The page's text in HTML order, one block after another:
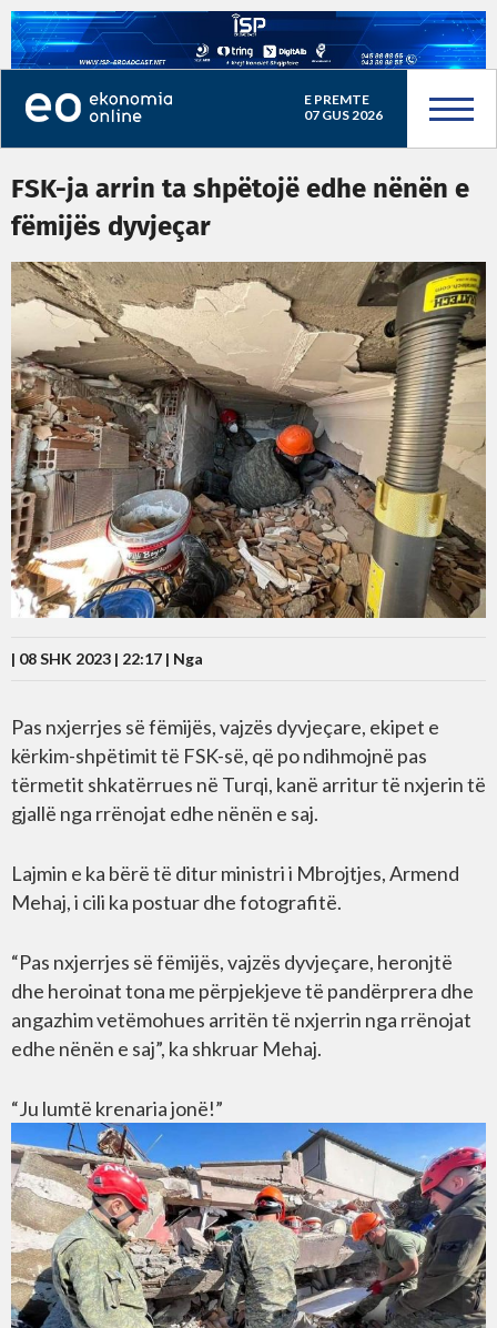
E PREMTE
07 GUS 2026
FSK-ja arrin ta shpëtojë edhe nënën e
fëmijës dyvjeçar
| 08 SHK 2023 | 22:17 | Nga
Pas nxjerrjes së fëmijës, vajzës dyvjeçare, ekipet e
kërkim-shpëtimit të FSK-së, që po ndihmojnë pas
tërmetit shkatërrues në Turqi, kanë arritur të nxjerin të
gjallë nga rrënojat edhe nënën e saj.
Lajmin e ka bërë të ditur ministri i Mbrojtjes, Armend
Mehaj, i cili ka postuar dhe fotografitë.
“Pas nxjerrjes së fëmijës, vajzës dyvjeçare, heronjtë
dhe heroinat tona me përpjekjeve të pandërprera dhe
angazhim vetëmohues arritën të nxjerrin nga rrënojat
edhe nënën e saj”, ka shkruar Mehaj.
“Ju lumtë krenaria jonë!”